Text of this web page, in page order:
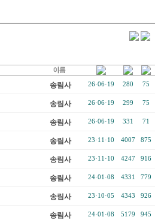
송림사 26·06·19 280 75
송림사 26·06·19 299 75
송림사 26·06·19 331 71
송림사 23·11·10 4007 875
송림사 23·11·10 4247 916
송림사 24·01·08 4331 779
송림사 23·10·05 4343 926
송림사 24·01·08 5179 945